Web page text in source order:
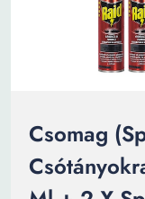
Csomag